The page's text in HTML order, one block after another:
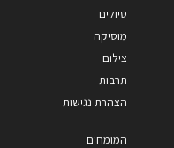
טיולים
מוסיקה
צילום
תרבות
הצהרת נגישות
המומחים